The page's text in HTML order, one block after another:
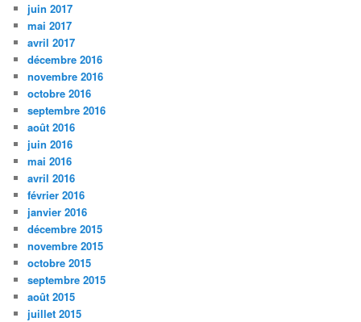
juin 2017
mai 2017
avril 2017
décembre 2016
novembre 2016
octobre 2016
septembre 2016
août 2016
juin 2016
mai 2016
avril 2016
février 2016
janvier 2016
décembre 2015
novembre 2015
octobre 2015
septembre 2015
août 2015
juillet 2015